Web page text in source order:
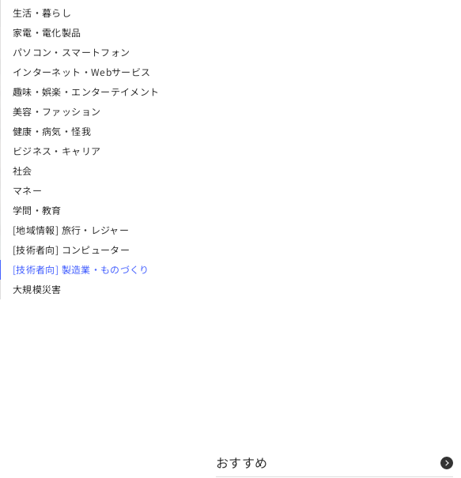
生活・暮らし
家電・電化製品
パソコン・スマートフォン
インターネット・Webサービス
趣味・娯楽・エンターテイメント
美容・ファッション
健康・病気・怪我
ビジネス・キャリア
社会
マネー
学問・教育
[地域情報] 旅行・レジャー
[技術者向] コンピューター
[技術者向] 製造業・ものづくり
大規模災害
おすすめ